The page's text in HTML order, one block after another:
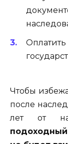
Чтобы
после
лет от